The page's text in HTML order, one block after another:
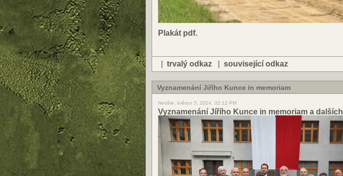
Plakát pdf.
trvalý odkaz související odkaz
Vyznamenání Jiřího Kunce in memoriam
Neděle, květen 5, 2024, 02:12 PM
Vyznamenání Jířího Kunce in memoriam a dalších